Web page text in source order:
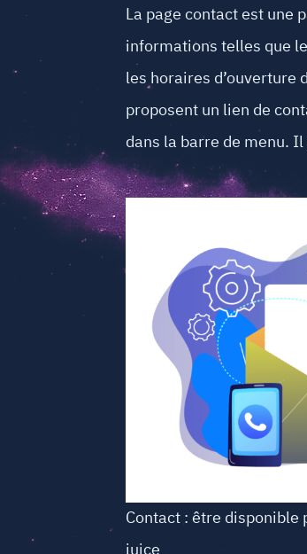
La page contact est une
informations telles que
les horaires d’ouverture
proposent un lien de
dans la barre de menu.
Contact : être